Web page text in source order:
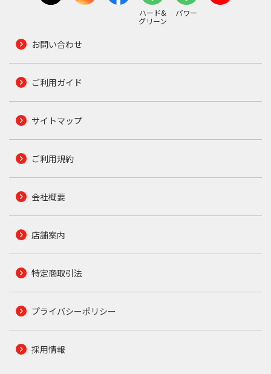
ハード&
グリーン
パワー
お問い合わせ
ご利用ガイド
サイトマップ
ご利用規約
会社概要
店舗案内
特定商取引法
プライバシーポリシー
採用情報